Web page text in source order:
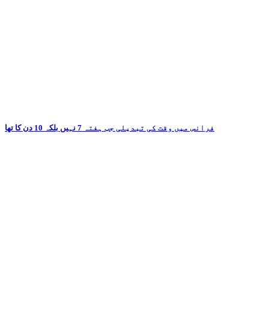
فرانس میں وقت کی تبدیلی جب ہفتہ 7 نہیں بلکہ 10 دن کا تھا